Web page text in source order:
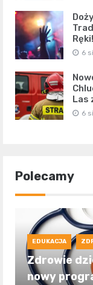
Ręki!
6
Las
6
Polecamy
EDUKACJA
Zdrowie
nowy